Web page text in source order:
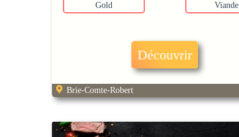
Gold Viande
Découvrir
Brie-Comte-Robert